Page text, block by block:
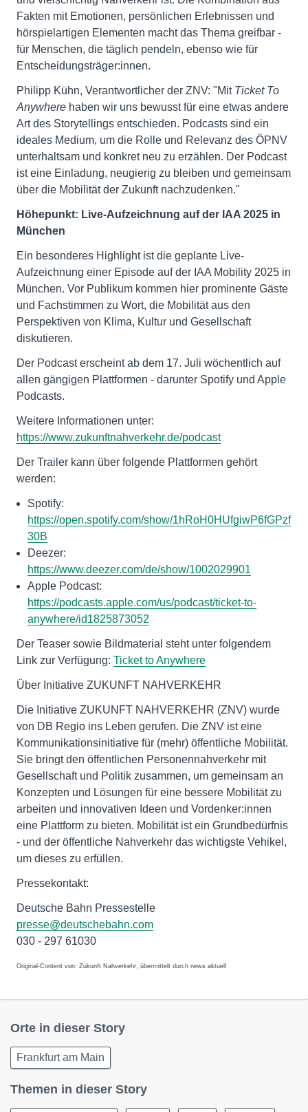
Fakten mit Emotionen, persönlichen Erlebnissen und
hörspielartigen Elementen macht das Thema greifbar -
für Menschen, die täglich pendeln, ebenso wie für
Entscheidungsträger:innen.
Philipp Kühn, Verantwortlicher der ZNV: "Mit Ticket To
Anywhere haben wir uns bewusst für eine etwas andere
Art des Storytellings entschieden. Podcasts sind ein
ideales Medium, um die Rolle und Relevanz des ÖPNV
unterhaltsam und konkret neu zu erzählen. Der Podcast
ist eine Einladung, neugierig zu bleiben und gemeinsam
über die Mobilität der Zukunft nachzudenken."
Höhepunkt: Live-Aufzeichnung auf der IAA 2025 in
München
Ein besonderes Highlight ist die geplante Live-
Aufzeichnung einer Episode auf der IAA Mobility 2025 in
München. Vor Publikum kommen hier prominente Gäste
und Fachstimmen zu Wort, die Mobilität aus den
Perspektiven von Klima, Kultur und Gesellschaft
diskutieren.
Der Podcast erscheint ab dem 17. Juli wöchentlich auf
allen gängigen Plattformen - darunter Spotify und Apple
Podcasts.
Weitere Informationen unter:
https://www.zukunftnahverkehr.de/podcast
Der Trailer kann über folgende Plattformen gehört
werden:
Spotify:
https://open.spotify.com/show/1hRoH0HUfgiwP6fGPzf
30B
Deezer:
https://www.deezer.com/de/show/1002029901
Apple Podcast:
https://podcasts.apple.com/us/podcast/ticket-to-
anywhere/id1825873052
Der Teaser sowie Bildmaterial steht unter folgendem
Link zur Verfügung: Ticket to Anywhere
Über Initiative ZUKUNFT NAHVERKEHR
Die Initiative ZUKUNFT NAHVERKEHR (ZNV) wurde
von DB Regio ins Leben gerufen. Die ZNV ist eine
Kommunikationsinitiative für (mehr) öffentliche Mobilität.
Sie bringt den öffentlichen Personennahverkehr mit
Gesellschaft und Politik zusammen, um gemeinsam an
Konzepten und Lösungen für eine bessere Mobilität zu
arbeiten und innovativen Ideen und Vordenker:innen
eine Plattform zu bieten. Mobilität ist ein Grundbedürfnis
- und der öffentliche Nahverkehr das wichtigste Vehikel,
um dieses zu erfüllen.
Pressekontakt:
Deutsche Bahn Pressestelle
presse@deutschebahn.com
030 - 297 61030
Original-Content von: Zukunft Nahverkehr, übermittelt durch news aktuell
Orte in dieser Story
Frankfurt am Main
Themen in dieser Story